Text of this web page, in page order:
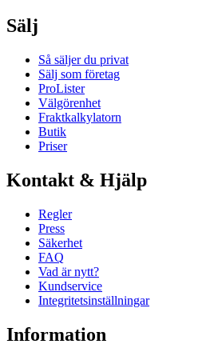
Sälj
Så säljer du privat
Sälj som företag
ProLister
Välgörenhet
Fraktkalkylatorn
Butik
Priser
Kontakt & Hjälp
Regler
Press
Säkerhet
FAQ
Vad är nytt?
Kundservice
Integritetsinställningar
Information